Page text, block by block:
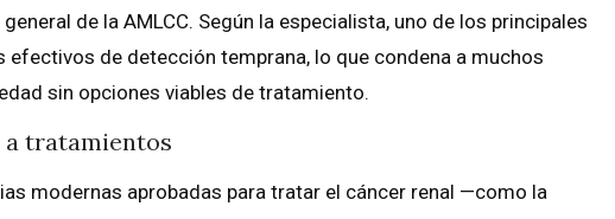
de la AMLCC. Según la especialista, uno de los principales
de detección temprana, lo que condena a muchos
sin opciones viables de tratamiento.
a tratamientos
modernas aprobadas para tratar el cáncer renal —como la